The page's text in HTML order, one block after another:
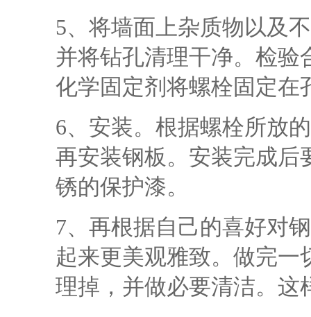
5、将墙面上杂质物以及
并将钻孔清理干净。检验
化学固定剂将螺栓固定在
6、安装。根据螺栓所放
再安装钢板。安装完成后
锈的保护漆。
7、再根据自己的喜好对
起来更美观雅致。做完
理掉，并做必要清洁。这